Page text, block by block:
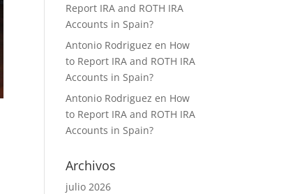
Report IRA and ROTH IRA
Accounts in Spain?
Antonio Rodriguez en How
to Report IRA and ROTH IRA
Accounts in Spain?
Antonio Rodriguez en How
to Report IRA and ROTH IRA
Accounts in Spain?
Archivos
julio 2026